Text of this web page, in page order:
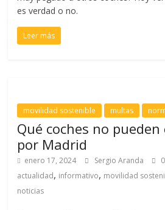
es verdad o no.
Leer más
movilidad sostenible multas
Qué coches no
por Madrid
enero 17, 2024 Sergio Aranda
actualidad, informativo, movilidad
noticias